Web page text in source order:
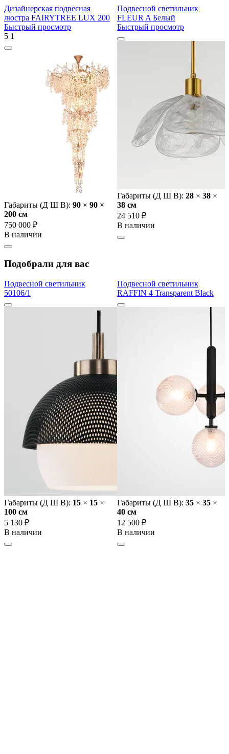
Дизайнерская подвесная
люстра FAIRYTREE LUX 200
Быстрый просмотр
5 1
Габариты (Д Ш В): 90 × 90 ×
200 cм
750 000 ₽
В наличии
Подвесной светильник
FLEUR A Белый
Быстрый просмотр
Габариты (Д Ш В): 28 × 38 ×
38 cм
24 510 ₽
В наличии
Подобрали для вас
Подвесной светильник
50106/1
Габариты (Д Ш В): 15 × 15 ×
100 cм
5 130 ₽
В наличии
Подвесной светильник
RAFFIN 4 Transparent Black
Габариты (Д Ш В): 35 × 35 ×
40 cм
12 500 ₽
В наличии